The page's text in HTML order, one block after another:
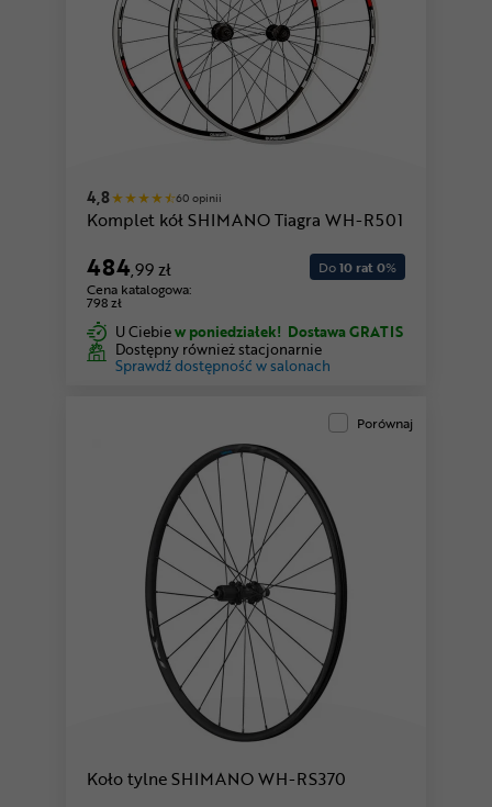
4,8 60 opinii
Komplet kół SHIMANO Tiagra WH-R501
484,99 zł
Cena katalogowa:
798 zł
Do10 rat 0%
U Ciebiew poniedziałek! Dostawa GRATIS
Dostępny również stacjonarnie
Sprawdź dostępność w salonach
Porównaj
Koło tylne SHIMANO WH-RS370